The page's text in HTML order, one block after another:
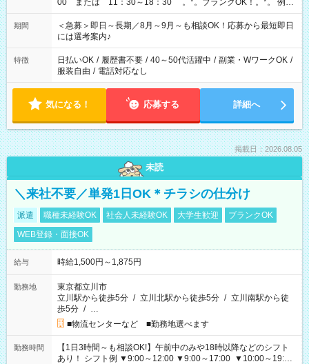
00 または 11：30～18：30 。*。ブランクOK！。*。 例え
ば前職が、 在宅/財団法人/事務/コールセンター/受付/販売/カフェ
スタッフ スイーツ販売/ホテルフロント/化粧品販売/など 様々な
業界から入社して活躍されています♪
期間
＜急募＞即日～長期／8月～9月～も相談OK！応募から最短即日
には選考案内♪
特徴 日払いOK / 履歴書不要 / 40～50代活躍中 / 副業・WワークOK /
服装自由 / 電話対応なし
気になる！ 応募する 詳細へ
掲載日：2026.08.05
未読
＼来社不要／単発1日OK＊チラシの仕分け
派遣 職種未経験OK 社会人未経験OK 大学生歓迎
ブランクOK
WEB登録・面接OK
給与 時給1,500円～1,875円
勤務地
東京都立川市
立川駅から徒歩5分 / 立川北駅から徒歩5分 / 立川南駅から徒
歩5分 / …
■物流センターなど ■勤務地選べます
勤務時間
【1日3時間～も相談OK!】午前中のみや18時以降などのシフト
あり！ シフト例 ▼9:00～12:00 ▼9:00～17:00 ▼10:00～19:00